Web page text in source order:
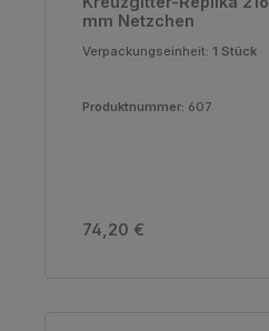
mm Netzchen
Verpackungseinheit: 1 Stück
Produktnummer: 607
Regulärer Preis:
74,20 €